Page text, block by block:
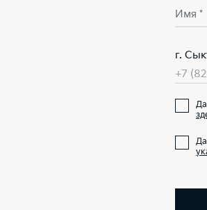
Имя *
г.
+7